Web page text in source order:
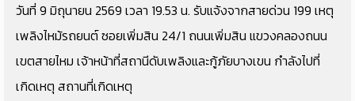
วันที่ 9 มิถุนายน 2569 เวลา 19.53 น. รับแจ้งจากสายด่วน 199 เหตุ
เพลิงไหม้รถยนต์ ซอยเพิ่มสิน 24/1 ถนนเพิ่มสิน แขวงคลองถนน
เขตสายไหม เจ้าหน้าที่สถานีดับเพลิงและกู้ภัยบางเขน กำลังไปที่
เกิดเหตุ สถานที่เกิดเหตุ